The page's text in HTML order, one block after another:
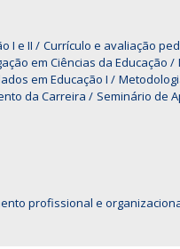
I e II Currículo e avaliação
em Ciências da Educação
em Educação I
da Carreira Seminário de
profissional e